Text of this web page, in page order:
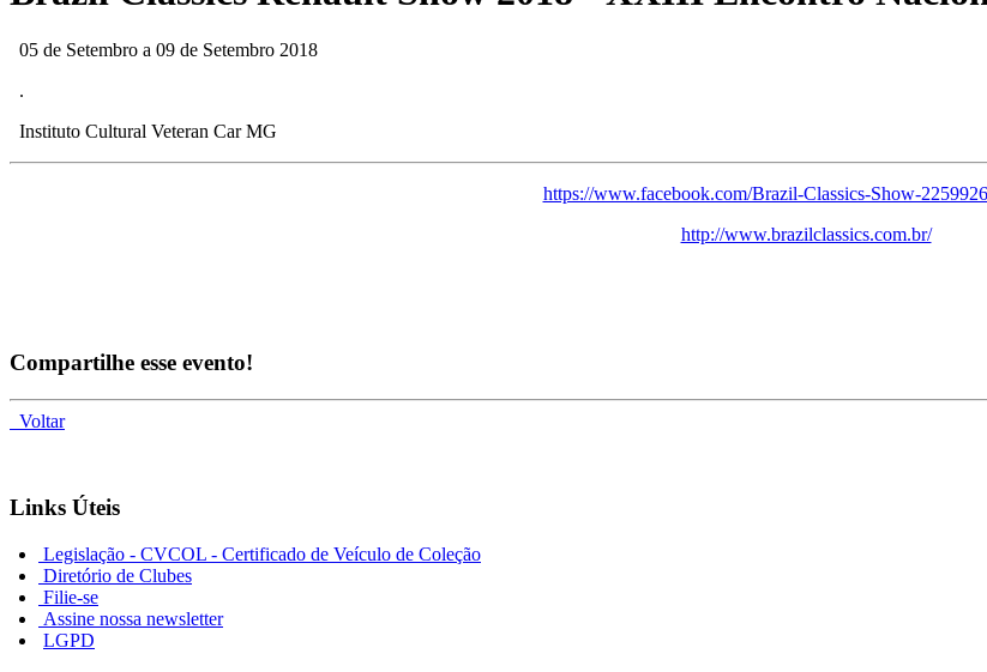
05 de Setembro a 09 de Setembro 2018
.
Instituto Cultural Veteran Car MG
https://www.facebook.com/Brazil-Classics-Show-
http://www.brazilclassics.com.br/
Compartilhe esse evento!
Voltar
Links Úteis
Legislação - CVCOL - Certificado de Veículo de Coleção
Diretório de Clubes
Filie-se
Assine nossa newsletter
LGPD